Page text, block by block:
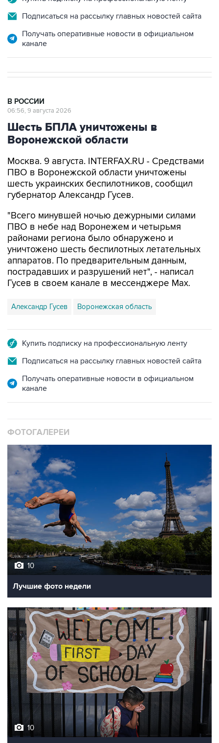
Подписаться на рассылку главных новостей сайта
Получать оперативные новости в официальном
канале
В РОССИИ
06:56, 9 августа 2026
Шесть БПЛА уничтожены в
Воронежской области
Москва. 9 августа. INTERFAX.RU - Средствами
ПВО в Воронежской области уничтожены
шесть украинских беспилотников, сообщил
губернатор Александр Гусев.
"Всего минувшей ночью дежурными силами
ПВО в небе над Воронежем и четырьмя
районами региона было обнаружено и
уничтожено шесть беспилотных летательных
аппаратов. По предварительным данным,
пострадавших и разрушений нет", - написал
Гусев в своем канале в мессенджере Max.
Александр Гусев Воронежская область
Купить подписку на профессиональную ленту
Подписаться на рассылку главных новостей сайта
Получать оперативные новости в официальном
канале
ФОТОГАЛЕРЕИ
10
Лучшие фото недели
10